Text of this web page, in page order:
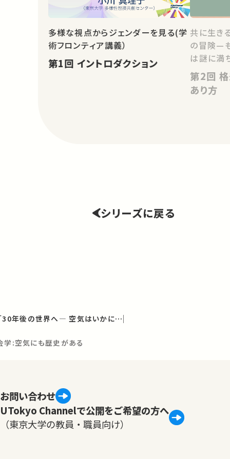
多様な視点からジェンダーを見る(学
術フロンティア講義）
第1回 イントロダクション
共に生き
の冒険—
は謎に満
第2回 格差社会における共生の
あり方
シリーズに戻る
学術フロンティア講義「30年後の世界へ― 空気はいかに価値化されるべきか」
:空気にも歴史がある
お問い合わせ
UTokyo Channelで公開をご希望の方へ
（東京大学の教員・職員向け）